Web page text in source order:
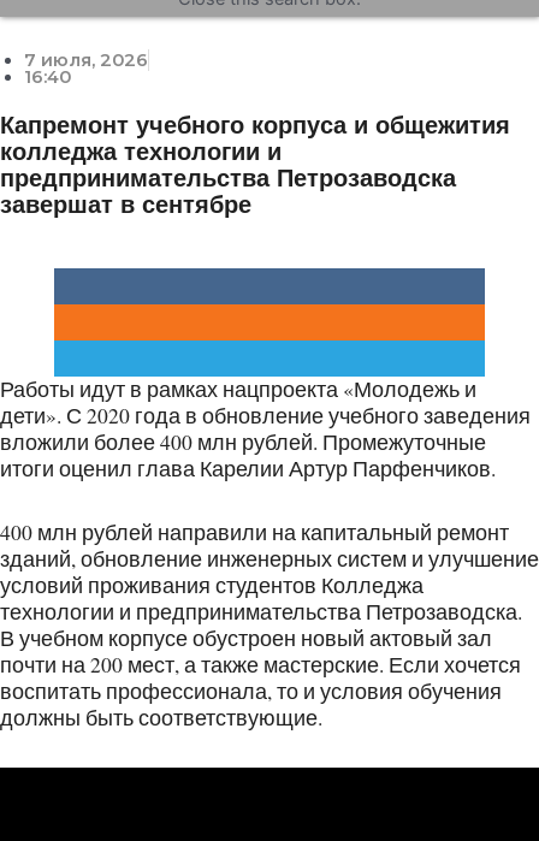
7 июля, 2026
16:40
Капремонт учебного корпуса и общежития
колледжа технологии и
предпринимательства Петрозаводска
завершат в сентябре
Работы идут в рамках нацпроекта «Молодежь и
дети». С 2020 года в обновление учебного заведения
вложили более 400 млн рублей. Промежуточные
итоги оценил глава Карелии Артур Парфенчиков.
400 млн рублей направили на капитальный ремонт
зданий, обновление инженерных систем и улучшение
условий проживания студентов Колледжа
технологии и предпринимательства Петрозаводска.
В учебном корпусе обустроен новый актовый зал
почти на 200 мест, а также мастерские. Если хочется
воспитать профессионала, то и условия обучения
должны быть соответствующие.